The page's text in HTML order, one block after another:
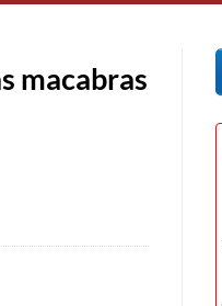
macabras